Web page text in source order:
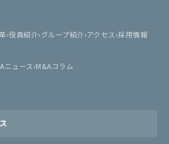
役員紹介 グループ紹介 アクセス 採用情報
ニュース M&Aコラム